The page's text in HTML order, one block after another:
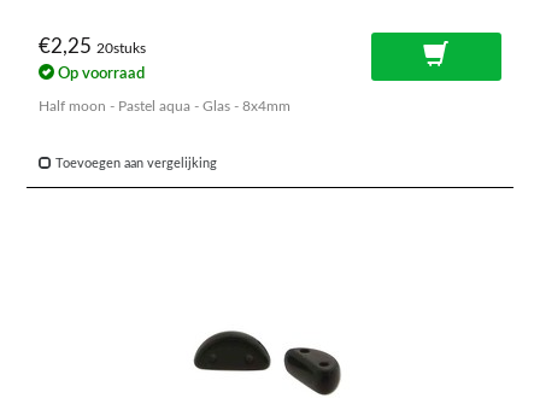
€2,25 20stuks
Op voorraad
Half moon - Pastel aqua - Glas - 8x4mm
Toevoegen aan vergelijking